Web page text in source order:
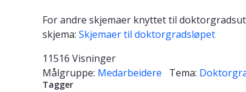
For andre skjemaer knyttet til
skjema: Skjemaer til doktorgradsløpet
11516 Visninger
Målgruppe: Medarbeidere Tema:
Tagger